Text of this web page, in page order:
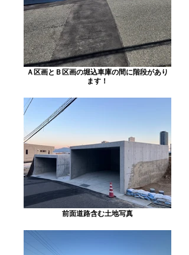
Ａ区画とＢ区画の堀込車庫の間に階段があり
ます！
前面道路含む土地写真